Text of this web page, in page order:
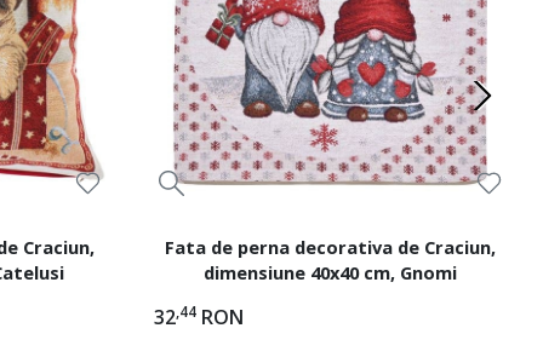
Craciun,
Fata de perna decorativa de Craciun,
dimensiune 40x40 cm, Gnomi
32,44 RON